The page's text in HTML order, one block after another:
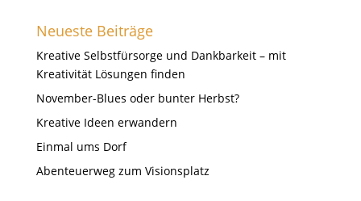
Neueste Beiträge
Kreative Selbstfürsorge und Dankbarkeit – mit
Kreativität Lösungen finden
November-Blues oder bunter Herbst?
Kreative Ideen erwandern
Einmal ums Dorf
Abenteuerweg zum Visionsplatz